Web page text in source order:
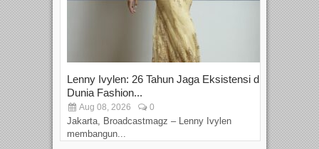
Lenny Ivylen: 26 Tahun Jaga Eksistensi di
Dunia Fashion...
Aug 08, 2026 0
Jakarta, Broadcastmagz – Lenny Ivylen
membangun...